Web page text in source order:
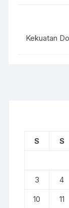
Kekuatan
S S
3
4
10
11